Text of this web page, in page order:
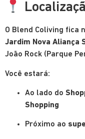
O Blend Coliving fica
Jardim Nova Aliança
João Rock (Parque
Você estará:
Ao lado do
Shopping
Próximo ao